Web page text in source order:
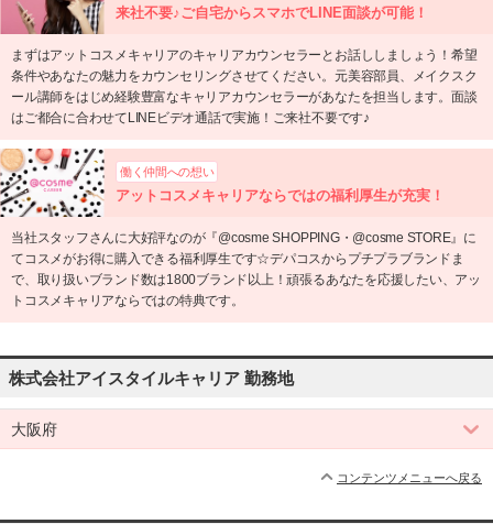
来社不要♪ご自宅からスマホでLINE面談が可能！
まずはアットコスメキャリアのキャリアカウンセラーとお話ししましょう！希望
条件やあなたの魅力をカウンセリングさせてください。元美容部員、メイクスク
ール講師をはじめ経験豊富なキャリアカウンセラーがあなたを担当します。面談
はご都合に合わせてLINEビデオ通話で実施！ご来社不要です♪
働く仲間への想い
アットコスメキャリアならではの福利厚生が充実！
当社スタッフさんに大好評なのが『@cosme SHOPPING・@cosme STORE』に
てコスメがお得に購入できる福利厚生です☆デパコスからプチプラブランドま
で、取り扱いブランド数は1800ブランド以上！頑張るあなたを応援したい、アッ
トコスメキャリアならではの特典です。
株式会社アイスタイルキャリア 勤務地
大阪府
コンテンツメニューへ戻る